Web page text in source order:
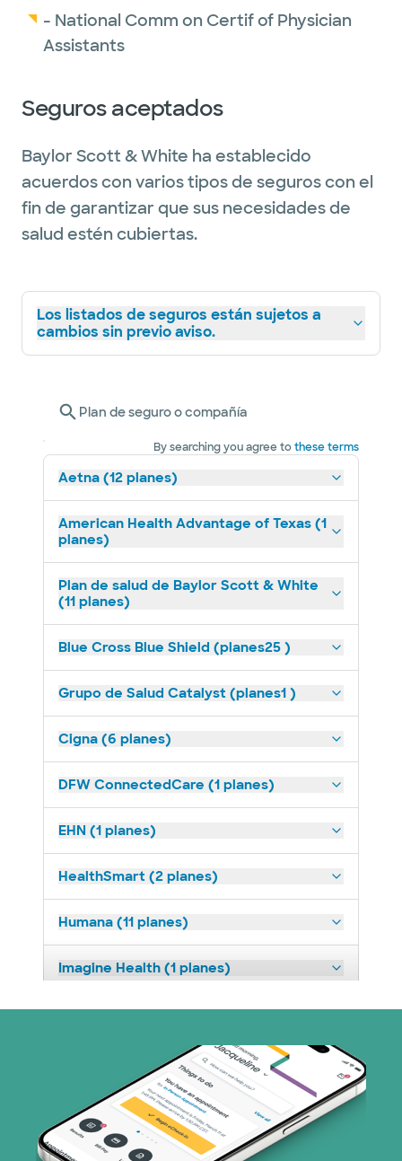
- National Comm on Certif of Physician
Assistants
Seguros aceptados
Baylor Scott & White ha establecido
acuerdos con varios tipos de seguros con el
fin de garantizar que sus necesidades de
salud estén cubiertas.
Los listados de seguros están sujetos a
cambios sin previo aviso.
Plan de seguro o compañía
By searching you agree tothese terms
Aetna (12 planes)
American Health Advantage of Texas (1
planes)
Plan de salud de Baylor Scott & White
(11 planes)
Blue Cross Blue Shield (planes25 )
Grupo de Salud Catalyst (planes1 )
Cigna (6 planes)
DFW ConnectedCare (1 planes)
EHN (1 planes)
HealthSmart (2 planes)
Humana (11 planes)
Imagine Health (1 planes)
Medicaid (1 planes)
Medicare (2 planes)
Nebraska Furniture Mart (3 planes)
Red PHCS (1 planes)